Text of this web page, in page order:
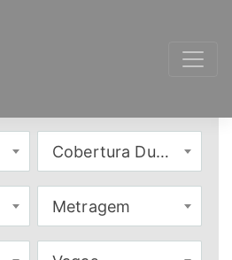
Cobertura Duplex
Metragem